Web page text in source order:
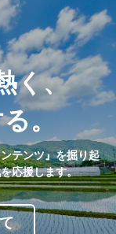
く、
。
テンツ』を掘り起
応援します。